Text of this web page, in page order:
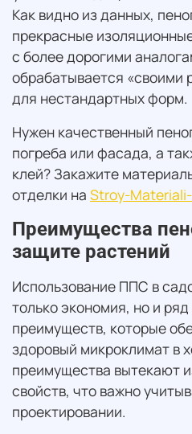
Как видно из данных,
прекрасные
с более дорогими
обрабатывается «своими
для нестандартных форм.
Нужен качественный
погреба или фасада, а
клей? Закажите
отделки на Stroy-
Преимущества
защите растений
Использование ППС в
только экономия, но и
преимуществ, которые
здоровый микроклимат в
преимущества вытекают
свойств, что важно
проектировании.